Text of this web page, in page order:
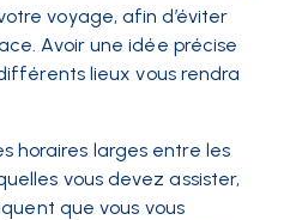
voyage, afin d’éviter
Avoir une idée précise
lieux vous rendra
horaires larges entre les
vous devez assister,
que vous vous